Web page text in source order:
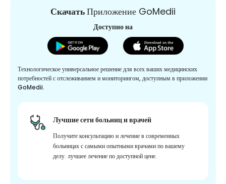
СкачатьПриложение GoMedii
Доступно на
Технологическое универсальное решение для всех ваших медицинских
потребностей с отслеживанием и мониторингом, доступным в приложении
GoMedii.
Лучшие сети больниц и врачей
Получите консультацию и лечение в современных
больницах с самыми опытными врачами по вашему
делу. лучшее лечение по доступной цене.